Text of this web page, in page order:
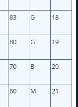
83 G 18
80 G 19
70 B 20
60 M 21